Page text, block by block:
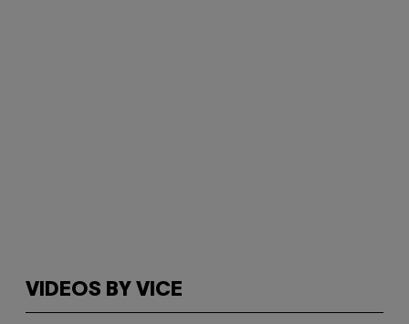
VIDEOS BY VICE